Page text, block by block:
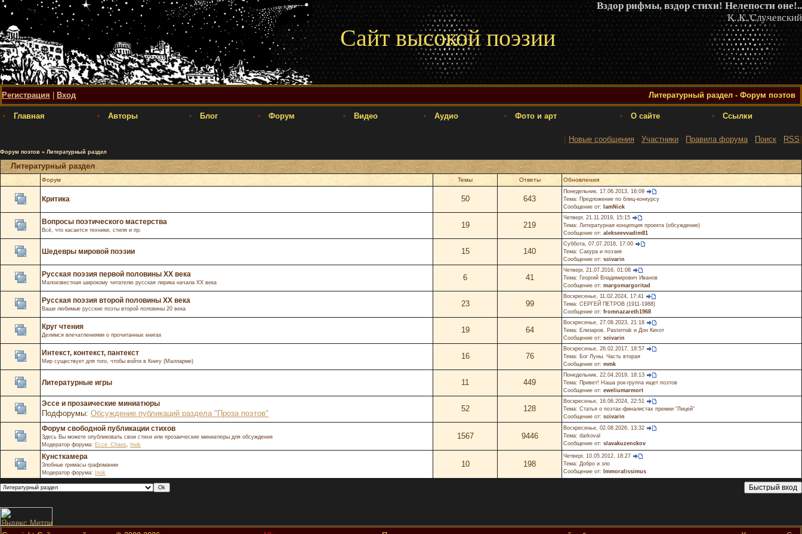
Вздор рифмы, вздор стихи! Нелепости оне!..
К. К. Случевский
Сайт высокой поэзии
Регистрация Вход Литературный раздел - Форум поэтов
Главная Авторы Блог Форум Видео Аудио Фото и арт О сайте Ссылки
[ Новые сообщения · Участники · Правила форума· Поиск · RSS]
Форум поэтов » Литературный раздел
Литературный раздел
Форум Темы Ответы Обновления
Критика 50 643
Понедельник, 17.06.2013, 16:09
Тема: Предложение по блиц-конкурсу
Сообщение от:
IamNick
Вопросы поэтического мастерства
Всё, что касается техники, стиля и пр.
19 219
Четверг, 21.11.2019, 15:15
Тема: Литературная концепция проекта (обсуждение)
Сообщение от: alekseevvadim81
Шедевры мировой поэзии 15 140
Суббота, 07.07.2018, 17:00
Тема: Сакура и поэзия
Сообщение от: scivarin
Русская поэзия первой половины XX века
Малоизвестная широкому читателю русская лирика начала XX века
6 41
Четверг, 21.07.2016, 01:08
Тема: Георгий Владимирович Иванов
Сообщение от: margomargoritad
Русская поэзия второй половины XX века
Ваши любимые русские поэты второй половины 20 века
23 99
Воскресенье, 11.02.2024, 17:41
Тема: СЕРГЕЙ ПЕТРОВ (1911-1988)
Сообщение от: fromnazareth1968
Круг чтения
Делимся впечатлениями о прочитанных книгах
19 64
Воскресенье, 27.08.2023, 21:18
Тема: Елизаров, Pasternak и Дон Кихот
Сообщение от: scivarin
Интекст, контекст, пантекст
Мир существует для того, чтобы войти в Книгу (Малларме)
16 76
Воскресенье, 26.02.2017, 18:57
Тема: Бог Луны. Часть вторая
Сообщение от: mmk
Литературные игры 11 449
Понедельник, 22.04.2019, 18:13
Тема: Привет! Наша рок-группа ищет поэтов
Сообщение от: eweliumarmort
Эссе и прозаические миниатюры
Подфорумы: Обсуждение публикаций раздела "Проза поэтов"
52 128
Воскресенье, 16.06.2024, 22:51
Тема: Статья о поэтах-финалистах премии "Лицей"
Сообщение от: scivarin
Форум свободной публикации стихов
Здесь Вы можете опубликовать свои стихи или прозаические миниатюры для обсуждения
Модератор форума: Ecce_Chaos, Inok
1567 9446
Воскресенье, 02.08.2026, 13:32
Тема: darkoval
Сообщение от: slavakuzenckov
Кунсткамера
Злобные гримасы графомании
Модератор форума:
Inok
10 198
Четверг, 10.05.2012, 18:27
Тема: Добро и зло
Сообщение от:
Immoralissimus